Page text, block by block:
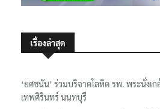
เรื่องล่าสุด
‘ยศชนัน’ ร่วมบริจาคโลหิต รพ. พระนั่งเก
เทพศิรินทร์ นนทบุรี